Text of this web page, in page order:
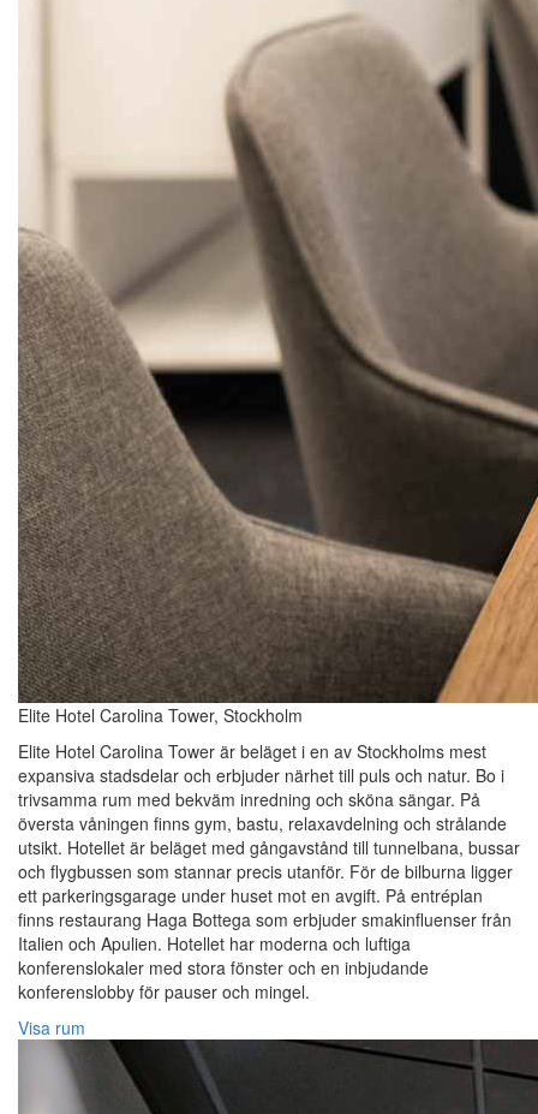
Elite Hotel Carolina Tower, Stockholm
Elite Hotel Carolina Tower är beläget i en av Stockholms mest
expansiva stadsdelar och erbjuder närhet till puls och natur. Bo i
trivsamma rum med bekväm inredning och sköna sängar. På
översta våningen finns gym, bastu, relaxavdelning och strålande
utsikt. Hotellet är beläget med gångavstånd till tunnelbana, bussar
och flygbussen som stannar precis utanför. För de bilburna ligger
ett parkeringsgarage under huset mot en avgift. På entréplan
finns restaurang Haga Bottega som erbjuder smakinfluenser från
Italien och Apulien. Hotellet har moderna och luftiga
konferenslokaler med stora fönster och en inbjudande
konferenslobby för pauser och mingel.
Visa rum